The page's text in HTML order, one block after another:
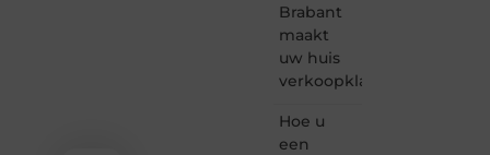
Brabant
maakt
uw huis
verkoopklaar
Hoe u
een